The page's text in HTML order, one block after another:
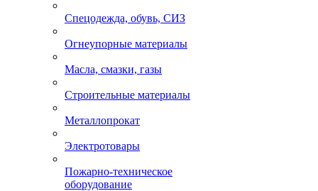
Спецодежда, обувь, СИЗ
Огнеупорные материалы
Масла, смазки, газы
Строительные материалы
Металлопрокат
Электротовары
Пожарно-техническое
оборудование